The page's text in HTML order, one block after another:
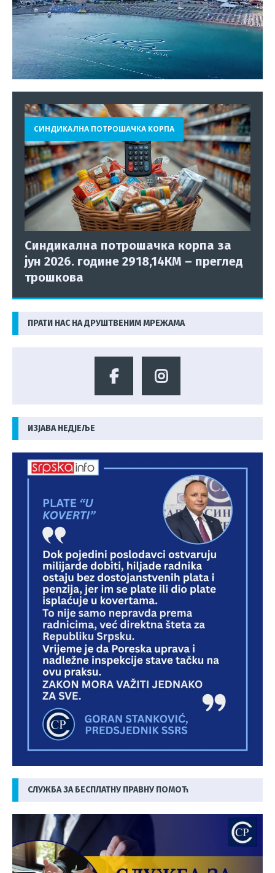
СИНДИКАЛНА ПОТРОШАЧКА КОРПА
Синдикална потрошачка корпа за
јун 2026. године 2918,14КМ – преглед
трошкова
ПРАТИ НАС НА ДРУШТВЕНИМ МРЕЖАМА
ИЗЈАВА НЕДЈЕЉЕ
СЛУЖБА ЗА БЕСПЛАТНУ ПРАВНУ ПОМОЋ